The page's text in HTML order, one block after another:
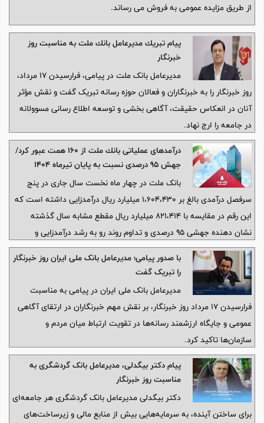
از طریق مزایده عمومی به فروش می رساند.
پیام تبریك مدیرعامل بانك ملت به مناسبت روز
خبرنگار
مدیرعامل بانک ملت در پیامی، فرارسیدن ۱۷ مرداد،
روز خبرنگار را به خبرنگاران و فعالان حوزه رسانه تبریک گفت و نقش مؤثر
آنان در انعکاس حقیقت، آگاهی بخشی و توسعه اطلاع رسانی مسوولانه
در جامعه را ارج نهاد.
درآمدهای عملیاتی بانك ملت از 160 همت عبور كرد/
جهش 95 درصدی نسبت به پایان تیرماه 1404
بانک ملت در چهار ماه نخست سال جاری در پنج
سرفصل درآمدی بالغ بر ۱،۶۰۴،۴۳۰ میلیارد ریال درآمدزایی داشته است که
این رقم در مقایسه با ۸۲۱،۴۱۴ میلیارد ریال مقطع مشابه سال گذشته
نشان دهنده جهشی ۹۵ درصدی و تداوم روند رو به رشد درآمدزایی و
تقویت عملکرد عملیاتی این بانک است.
با صدور پیامی؛ مدیرعامل بانک ملی ایران روز خبرنگار
را تبریک گفت
مدیرعامل بانک ملی ایران در پیامی به مناسبت
فرارسیدن ۱۷ مرداد روز خبرنگار، بر نقش مهم خبرنگاران در ارتقای آگاهی
عمومی و جایگاه ارزشمند رسانه‌ها در تقویت ارتباط میان مردم و
سازمان‌ها تاکید کرد.
پیام دکتر بیگدلی، مدیرعامل بانک گردشگری به
مناسبت روز خبرنگار
دکتر بیگدلی مدیرعامل بانک گردشگری هر جامعه‌ای
برای ساختن آینده، به سرمایه‌هایی بیش از منابع مالی و زیرساخت‌های